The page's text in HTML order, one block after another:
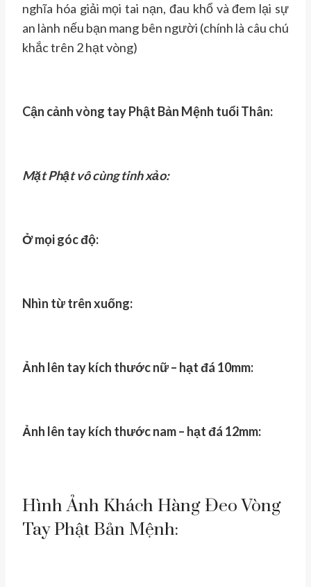
nghĩa hóa giải mọi tai nạn, đau khổ và đem lại sự
an lành nếu bạn mang bên người (chính là câu chú
khắc trên 2 hạt vòng)
Cận cảnh vòng tay Phật Bản Mệnh tuổi Thân:
Mặt Phật vô cùng tinh xảo:
Ở mọi góc độ:
Nhìn từ trên xuống:
Ảnh lên tay kích thước nữ – hạt đá 10mm:
Ảnh lên tay kích thước nam – hạt đá 12mm:
Hình Ảnh Khách Hàng Đeo Vòng
Tay Phật Bản Mệnh: